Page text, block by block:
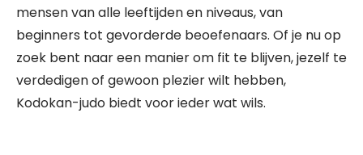
mensen van alle leeftijden en niveaus, van
beginners tot gevorderde beoefenaars. Of je nu op
zoek bent naar een manier om fit te blijven, jezelf te
verdedigen of gewoon plezier wilt hebben,
Kodokan-judo biedt voor ieder wat wils.